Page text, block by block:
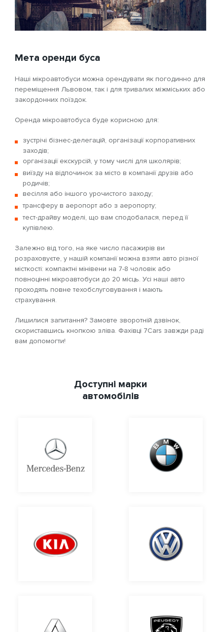
Мета оренди буса
Наші мікроавтобуси можна орендувати як погодинно для
переміщення Львовом, так і для тривалих міжміських або
закордонних поїздок.
Оренда мікроавтобуса буде корисною для:
зустрічі бізнес-делегацій, організації корпоративних
заходів;
організації екскурсій, у тому числі для школярів;
виїзду на відпочинок за місто в компанії друзів або
родичів;
весілля або іншого урочистого заходу;
трансферу в аеропорт або з аеропорту;
тест-драйву моделі, що вам сподобалася, перед її
купівлею.
Залежно від того, на яке число пасажирів ви
розраховуєте, у нашій компанії можна взяти авто різної
місткості: компактні мінівени на 7-8 чоловік або
повноцінні мікроавтобуси до 20 місць. Усі наші авто
проходять повне техобслуговування і мають
страхування.
Лишилися запитання? Замовте зворотній дзвінок,
скориставшись кнопкою зліва. Фахівці 7Cars завжди раді
вам допомогти!
Доступні марки
автомобілів